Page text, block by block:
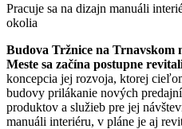
Pracuje sa na dizajn manuáli
okolia
Budova Tržnice na Trnavskom
Meste sa začína postupne
koncepcia jej rozvoja, ktorej
budovy prilákanie nových
produktov a služieb pre jej
manuáli interiéru, v pláne je aj